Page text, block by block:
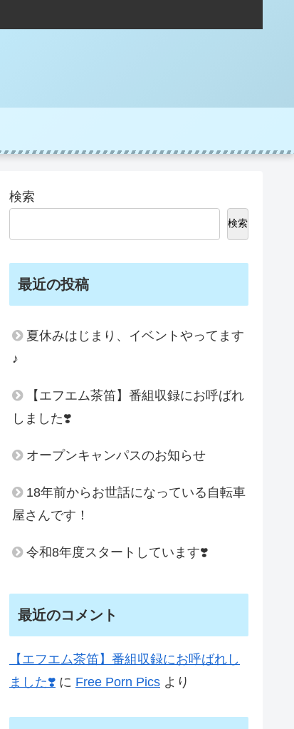
検索
検索
最近の投稿
夏休みはじまり、イベントやってます
♪
【エフエム茶笛】番組収録にお呼ばれ
しました❣️
オープンキャンパスのお知らせ
18年前からお世話になっている自転車
屋さんです！
令和8年度スタートしています❣️
最近のコメント
【エフエム茶笛】番組収録にお呼ばれし
ました❣️ に Free Porn Pics より